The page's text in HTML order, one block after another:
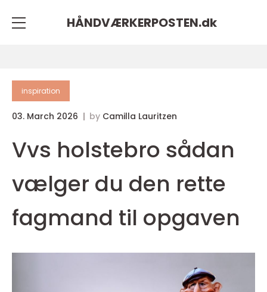
HÅNDVÆRKERPOSTEN.dk
inspiration
03. March 2026 by Camilla Lauritzen
Vvs holstebro sådan
vælger du den rette
fagmand til opgaven